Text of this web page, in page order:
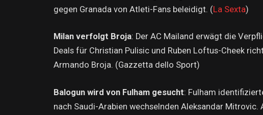
gegen Granada von Atleti-Fans beleidigt. (La Sexta)
Milan verfolgt Broja: Der AC Mailand erwägt die
Deals für Christian Pulisic und Ruben Loftus-Cheek
Armando Broja. (Gazzetta dello Sport)
Balogun wird von Fulham gesucht: Fulham
nach Saudi-Arabien wechselnden Aleksandar